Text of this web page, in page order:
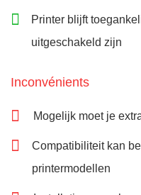
Printer blijft
uitgeschakeld zijn
Inconvénients
Mogelijk moet je
Compatibiliteit kan
printermodellen